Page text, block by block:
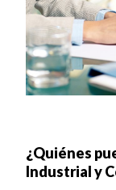
¿Quiénes
Industrial y